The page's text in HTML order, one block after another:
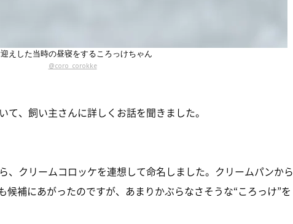
えした当時の昼寝をするころっけちゃん
@coro_corokke
て、飼い主さんに詳しくお話を聞きました。
、クリームコロッケを連想して命名しました。クリームパンから
候補にあがったのですが、あまりかぶらなさそうな“ころっけ”を